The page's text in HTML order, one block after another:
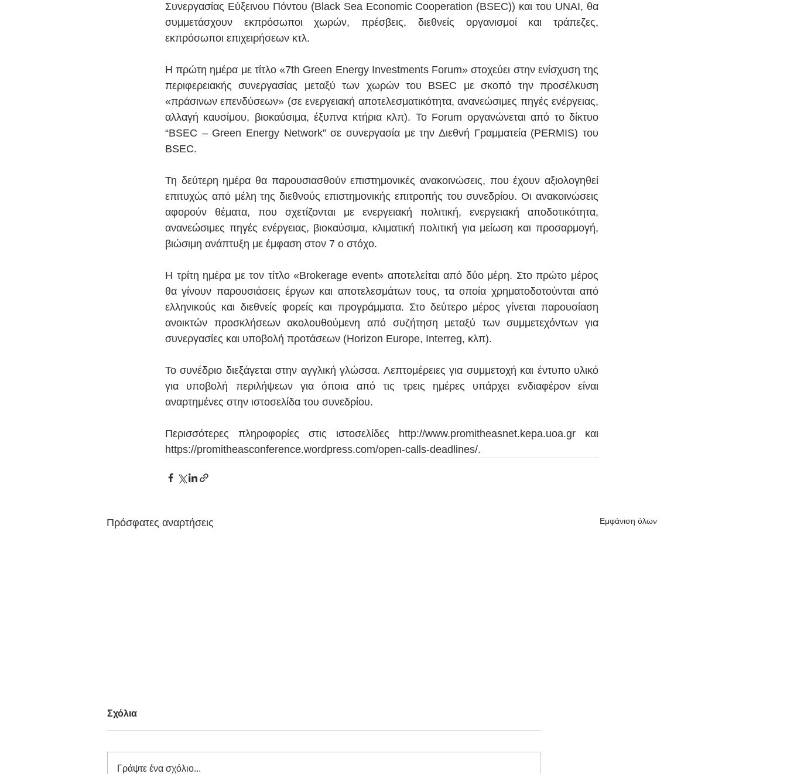
Συνεργασίας Εύξεινου Πόντου (Black Sea Economic Cooperation (BSEC)) και του UNAI, θα
συμμετάσχουν εκπρόσωποι χωρών, πρέσβεις, διεθνείς οργανισμοί και τράπεζες,
εκπρόσωποι επιχειρήσεων κτλ.
Η πρώτη ημέρα με τίτλο «7th Green Energy Investments Forum» στοχεύει στην ενίσχυση της
περιφερειακής συνεργασίας μεταξύ των χωρών του BSEC με σκοπό την προσέλκυση
«πράσινων επενδύσεων» (σε ενεργειακή αποτελεσματικότητα, ανανεώσιμες πηγές ενέργειας,
αλλαγή καυσίμου, βιοκαύσιμα, έξυπνα κτήρια κλπ). Το Forum οργανώνεται από το δίκτυο
“BSEC – Green Energy Network” σε συνεργασία με την Διεθνή Γραμματεία (PERMIS) του
BSEC.
Τη δεύτερη ημέρα θα παρουσιασθούν επιστημονικές ανακοινώσεις, που έχουν αξιολογηθεί
επιτυχώς από μέλη της διεθνούς επιστημονικής επιτροπής του συνεδρίου. Οι ανακοινώσεις
αφορούν θέματα, που σχετίζονται με ενεργειακή πολιτική, ενεργειακή αποδοτικότητα,
ανανεώσιμες πηγές ενέργειας, βιοκαύσιμα, κλιματική πολιτική για μείωση και προσαρμογή,
βιώσιμη ανάπτυξη με έμφαση στον 7 ο στόχο.
Η τρίτη ημέρα με τον τίτλο «Brokerage event» αποτελείται από δύο μέρη. Στο πρώτο μέρος
θα γίνουν παρουσιάσεις έργων και αποτελεσμάτων τους, τα οποία χρηματοδοτούνται από
ελληνικούς και διεθνείς φορείς και προγράμματα. Στο δεύτερο μέρος γίνεται παρουσίαση
ανοικτών προσκλήσεων ακολουθούμενη από συζήτηση μεταξύ των συμμετεχόντων για
συνεργασίες και υποβολή προτάσεων (Horizon Europe, Interreg, κλπ).
Το συνέδριο διεξάγεται στην αγγλική γλώσσα. Λεπτομέρειες για συμμετοχή και έντυπο υλικό
για υποβολή περιλήψεων για όποια από τις τρεις ημέρες υπάρχει ενδιαφέρον είναι
αναρτημένες στην ιστοσελίδα του συνεδρίου.
Περισσότερες πληροφορίες στις ιστοσελίδες http://www.promitheasnet.kepa.uoa.gr και
https://promitheasconference.wordpress.com/open-calls-deadlines/.
Πρόσφατες αναρτήσεις Εμφάνιση όλων
Σχόλια
Γράψτε ένα σχόλιο...